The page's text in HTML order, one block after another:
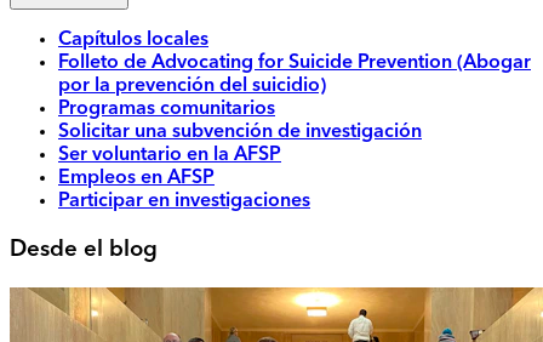
Capítulos locales
Folleto de Advocating for Suicide Prevention (Abogar
por la prevención del suicidio)
Programas comunitarios
Solicitar una subvención de investigación
Ser voluntario en la AFSP
Empleos en AFSP
Participar en investigaciones
Desde el blog